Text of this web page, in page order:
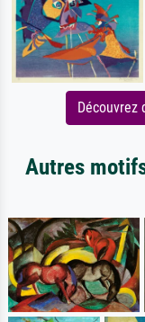
Autres